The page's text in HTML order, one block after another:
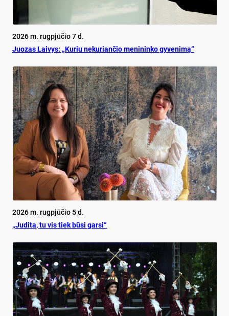
2026 m. rugpjūčio 7 d.
Juo­zas Lai­vys: „Ku­riu ne­ku­rian­čio me­ni­nin­ko gy­ve­ni­mą“
2026 m. rugpjūčio 5 d.
„Judita, tu vis tiek būsi garsi“